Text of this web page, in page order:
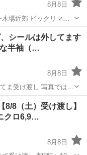
8月8日
ックリマン
ビックリマン
シールは外してます
半袖（…
8月8日
し 写真ではタ
ールは剥がしておりま
8/8（土）受け渡し】
クロ6,9…
8月8日